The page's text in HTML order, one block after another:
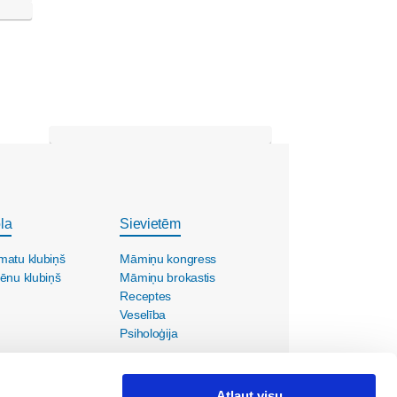
klubiņš
klubiņš
Sievietēm
Māmiņu kongress
Māmiņu brokastis
Receptes
Veselība
Psiholoģija